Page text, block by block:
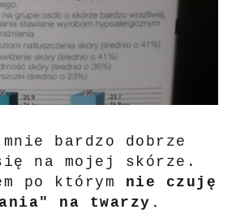
bardzo dobrze
na mojej skórze.
po którym nie czuję
na twarzy.